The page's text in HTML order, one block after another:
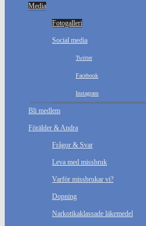
Media
Fotogalleri
Social media
Twitter
Facebook
Instagram
Bli medlem
Förälder & Andra
Frågor & Svar
Leva med missbruk
Varför missbrukar vi?
Dopning
Narkotikaklassade läkemedel